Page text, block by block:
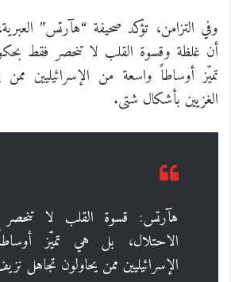
وفي التزامن، تؤكد صحيفة “هآرتس”
أن غلظة وقسوة القلب لا تنحصر فقط
تميّز أوساطاً واسعة من الإسرائيليين
الغزيين بأشكال شتى.
هآرتس: قسوة القلب لا
الاحتلال، بل هي تميّز
الإسرائيليين ممن يحاولون تجاهل